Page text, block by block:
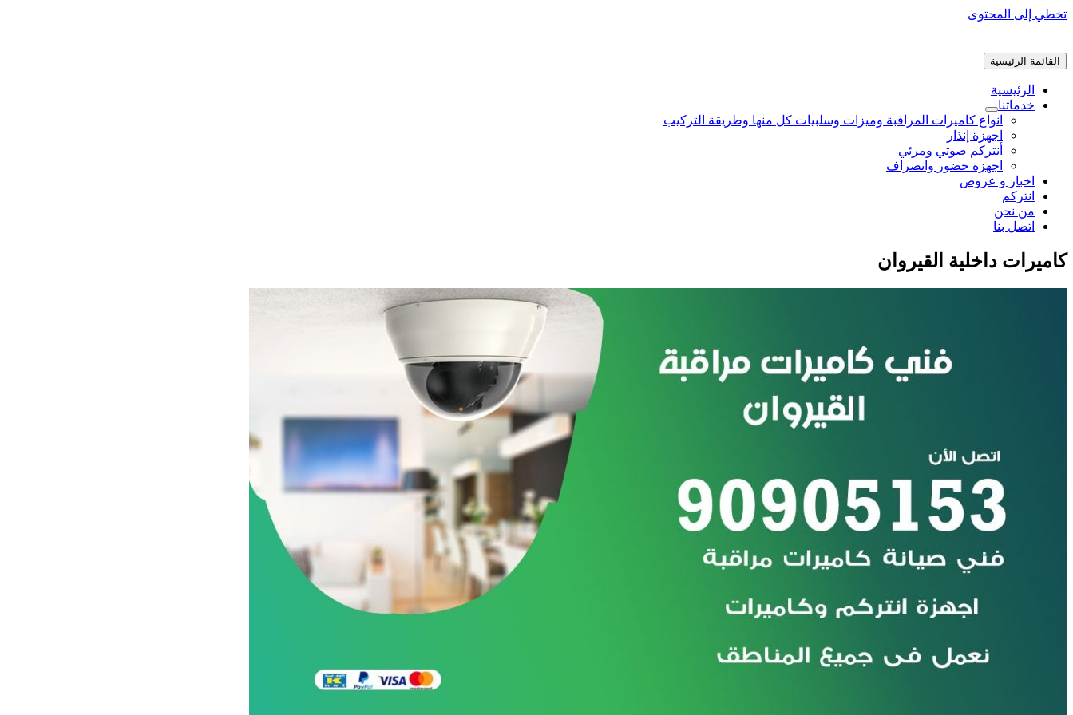
تخطي إلى المحتوى
القائمة الرئيسية
الرئيسية
خدماتنا
انواع كاميرات المراقبة وميزات وسلبيات كل منها وطريقة التركيب
اجهزة إنذار
أنتركم صوتي ومرئي
اجهزة حضور وانصراف
اخبار و عروض
انتركم
من نحن
اتصل بنا
كاميرات داخلية القيروان